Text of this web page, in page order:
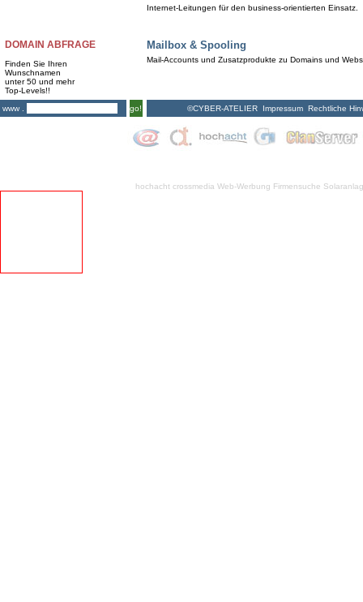
DOMAIN ABFRAGE
Finden Sie Ihren
Wunschnamen
unter 50 und mehr
Top-Levels!!
www .
go!
Internet-Leitungen für den business-orientierten Einsatz.
Mailbox & Spooling
Mail-Accounts und Zusatzprodukte zu Domains und
©CYBER-ATELIER Impressum Rechtliche
hochacht crossmedia Web-Werbung Firmensuche